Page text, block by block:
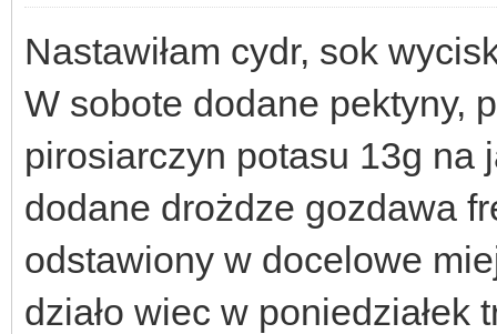
Nastawiłam cydr, sok
W sobote dodane pektyny,
pirosiarczyn potasu 13g na
dodane drożdze gozdawa
odstawiony w docelowe
działo wiec w poniedziałek